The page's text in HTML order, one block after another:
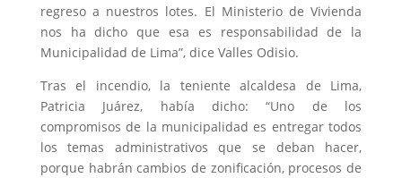
regreso a nuestros lotes. El Ministerio de Vivienda
nos ha dicho que esa es responsabilidad de la
Municipalidad de Lima”, dice Valles Odisio.
Tras el incendio, la teniente alcaldesa de Lima,
Patricia Juárez, había dicho: “Uno de los
compromisos de la municipalidad es entregar todos
los temas administrativos que se deban hacer,
porque habrán cambios de zonificación, procesos de